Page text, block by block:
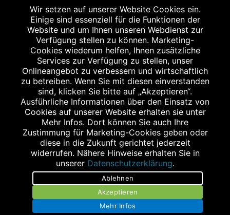
Abgabe in haushaltsüblichen Mengen, solange der Vorrat reicht. Für Druck-
und Satzfehler keine Haftung.
Zu Risiken und Nebenwirkungen lesen Sie die Packungsbeilage und fragen
Sie Ihren Arzt oder Apotheker.
Angabe nach der deutschen Arzneimitteltaxe Apothekenerstattungspreis
(AEP). Der AEP ist keine unverbindliche Preisempfehlung der Hersteller. Der
AEP ist ein von den Apotheken in Ansatz gebrachter Preis für rezeptfreie
Arzneimittel. Er entspricht in der Höhe dem für Apotheken verbindlichen
Abgabepreis, zu dem eine Apotheke in bestimmten Fällen (z.B. bei Kindern
unter 12 Jahren) das Produkt mit der gesetzlichen Krankenversicherung
abrechnet. Der AEP ist der allgemeine Erstattungspreis im Falle einer
Kostenübernahme durch die gesetzlichen Krankenkassen, vor Abzug eines
Zwangsrabattes (zur Zeit 5%) nach §130 Abs. 1 SGB V.
Unverbindliche Preisempfehlung des Herstellers (UVP).
powered by apovena.de
Wir setzen auf unserer Website Cookies ein.
Einige sind essenziell für die Funktionen der
Website und um Ihnen unseren Webdienst zur
Verfügung stellen zu können. Marketing-
Cookies wiederum helfen, Ihnen zusätzliche
Services zur Verfügung zu stellen, unser
Onlineangebot zu verbessern und wirtschaftlich
zu betreiben. Wenn Sie mit diesen einverstanden
sind, klicken Sie bitte auf „Akzeptieren“.
Ausführliche Informationen über den Einsatz von
Cookies auf unserer Website erhalten sie unter
Mehr Infos. Dort können Sie auch Ihre
Zustimmung für Marketing-Cookies geben oder
diese in die Zukunft gerichtet jederzeit
widerrufen. Nähere Hinweise erhalten Sie in
unserer Datenschutzerklärung.
Ablehnen
Akzeptieren
Mehr Infos